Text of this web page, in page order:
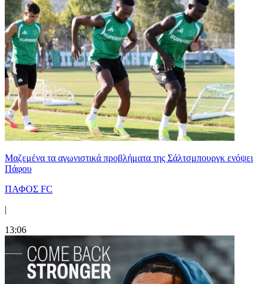
Μαζεμένα τα αγωνιστικά προβλήματα της Σάλτσμπουργκ ενόψει
Πάφου
ΠΑΦΟΣ FC
|
13:06